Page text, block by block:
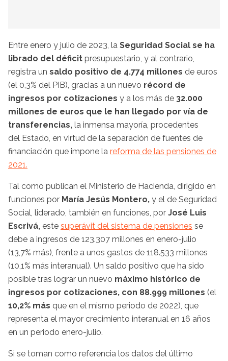
Entre enero y julio de 2023, la Seguridad Social se ha
librado del déficit presupuestario, y al contrario,
registra un saldo positivo de 4.774 millones de euros
(el 0,3% del PIB), gracias a un nuevo récord de
ingresos por cotizaciones y a los más de 32.000
millones de euros que le han llegado por vía de
transferencias, la inmensa mayoría, procedentes
del Estado, en virtud de la separación de fuentes de
financiación que impone la reforma de las pensiones de
2021.
Tal como publican el Ministerio de Hacienda, dirigido en
funciones por María Jesús Montero, y el de Seguridad
Social, liderado, también en funciones, por José Luis
Escrivá, este superávit del sistema de pensiones se
debe a ingresos de 123.307 millones en enero-julio
(13,7% más), frente a unos gastos de 118.533 millones
(10,1% más interanual). Un saldo positivo que ha sido
posible tras lograr un nuevo máximo histórico de
ingresos por cotizaciones, con 88.999 millones (el
10,2% más que en el mismo periodo de 2022), que
representa el mayor crecimiento interanual en 16 años
en un periodo enero-julio.
Si se toman como referencia los datos del último